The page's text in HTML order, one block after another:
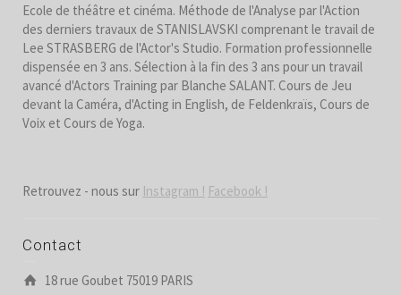
Ecole de théâtre et cinéma. Méthode de l'Analyse par l'Action
des derniers travaux de STANISLAVSKI comprenant le travail de
Lee STRASBERG de l'Actor's Studio. Formation professionnelle
dispensée en 3 ans. Sélection à la fin des 3 ans pour un travail
avancé d'Actors Training par Blanche SALANT. Cours de Jeu
devant la Caméra, d'Acting in English, de Feldenkraïs, Cours de
Voix et Cours de Yoga.
Retrouvez - nous sur Instagram ! Facebook !
Contact
18 rue Goubet 75019 PARIS